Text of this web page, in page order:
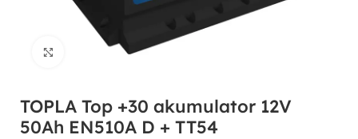
Click to enlarge
TOPLA Top +30 akumulator 12V
50Ah EN510A D + TT54